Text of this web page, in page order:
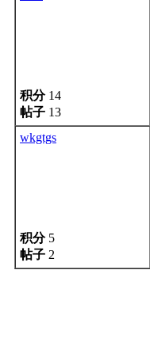
积分14
帖子 13
wkgtgs
积分5
帖子 2